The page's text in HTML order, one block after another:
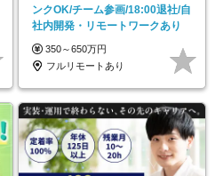
ンクOK/チーム参画/18:00退社/自
社内開発・リモートワークあり
350～650万円
フルリモートあり